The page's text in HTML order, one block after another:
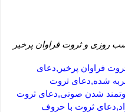
روزی و ثروت فراوان پرخیر
فراوان پرخیر,دعای
شده,دعای ثروت
شدن صوتی,دعای ثروت
ثروت با حروف